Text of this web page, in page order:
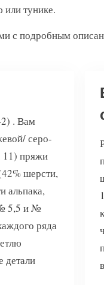
тунике.
с подробным
. Вам
серо-
11) пряжи
шерсти,
альпака,
5,5 и №
ряда
детали